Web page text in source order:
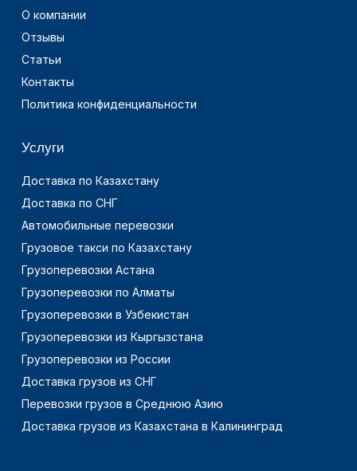
О компании
Отзывы
Статьи
Контакты
Политика конфиденциальности
Услуги
Доставка по Казахстану
Доставка по СНГ
Автомобильные перевозки
Грузовое такси по Казахстану
Грузоперевозки Астана
Грузоперевозки по Алматы
Грузоперевозки в Узбекистан
Грузоперевозки из Кыргызстана
Грузоперевозки из России
Доставка грузов из СНГ
Перевозки грузов в Среднюю Азию
Доставка грузов из Казахстана в Калининград